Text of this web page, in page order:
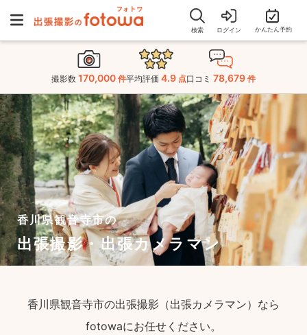
検索 ログイン かんたん予約
撮影数 170,000 件平均評価 4.9 点口コミ 78,679 件
香川県観音寺市の
出張撮影・出張カメラマン
香川県観音寺市の出張撮影（出張カメラマン）なら
fotowaにお任せください。